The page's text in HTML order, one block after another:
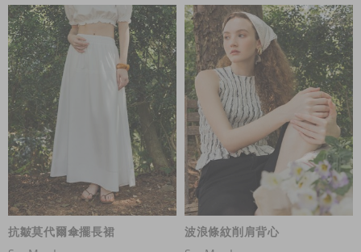
抗皺莫代爾傘擺長裙
波浪條紋削肩背心